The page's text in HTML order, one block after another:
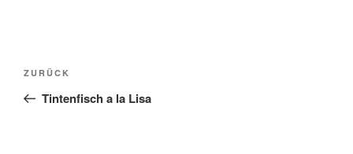
Beitragsnavigation
Vorheriger
Beitrag
ZURÜCK
Tintenfisch a la Lisa